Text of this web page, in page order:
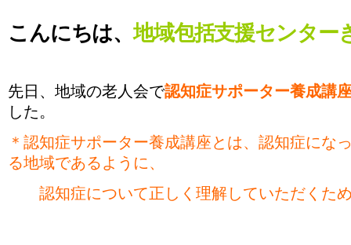
こんにちは、地域包括支援センター
先日、地域の老人会で認知症サポーター養成講
した。
＊認知症サポーター養成講座とは、認知症にな
る地域であるように、
認知症について正しく理解していただくた